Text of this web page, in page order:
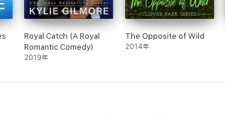
Royal Catch (A Royal
Romantic Comedy)
2019年
The Opposite of Wild
2014年